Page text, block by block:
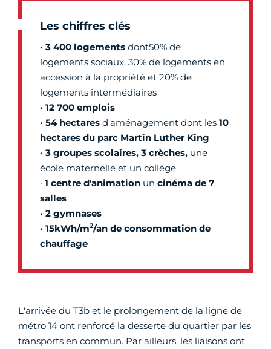
Les chiffres clés
· 3 400 logements dont50% de
logements sociaux, 30% de logements en
accession à la propriété et 20% de
logements intermédiaires
· 12 700 emplois
· 54 hectares d'aménagement dont les 10
hectares du parc Martin Luther King
· 3 groupes scolaires, 3 crèches, une
école maternelle et un collège
· 1 centre d'animation un cinéma de 7
salles
· 2 gymnases
· 15kWh/m2/an de consommation de
chauffage
L'arrivée du T3b et le prolongement de la ligne de
métro 14 ont renforcé la desserte du quartier par les
transports en commun. Par ailleurs, les liaisons ont